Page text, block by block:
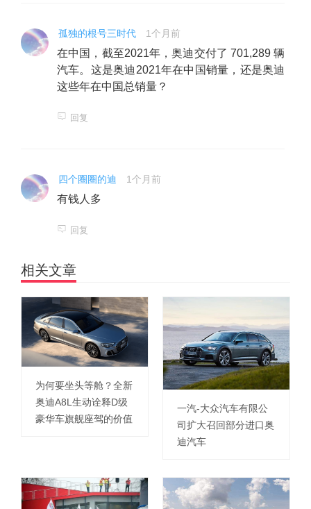
孤独的根号三时代 1个月前
在中国，截至2021年，奥迪交付了 701,289 辆
汽车。这是奥迪2021年在中国销量，还是奥迪
这些年在中国总销量？
回复
四个圈圈的迪 1个月前
有钱人多
回复
相关文章
为何要坐头等舱？全新
奥迪A8L生动诠释D级
豪华车旗舰座驾的价值
一汽-大众汽车有限公
司扩大召回部分进口奥
迪汽车